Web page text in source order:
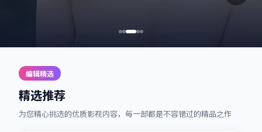
编辑精选
精选推荐
为您精心挑选的优质影视内容，每一部都是不容错过的精品之作